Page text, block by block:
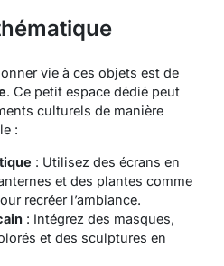
vie à ces objets est de
. Ce petit espace dédié peut
culturels de manière
:
: Utilisez des écrans en
et des plantes comme
recréer l’ambiance.
: Intégrez des masques,
et des sculptures en